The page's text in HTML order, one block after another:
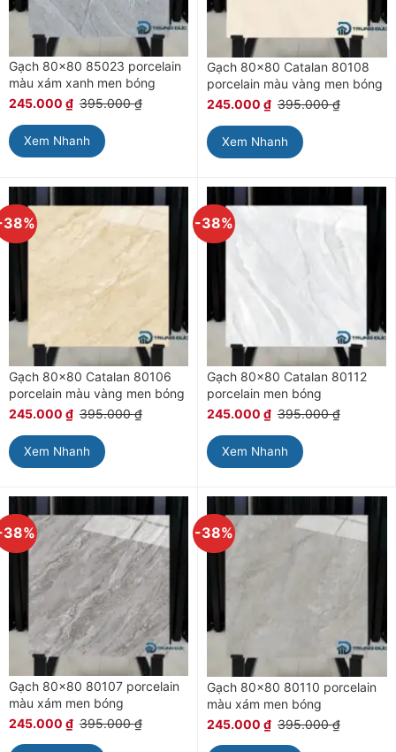
Gạch 80×80 85023 porcelain
màu xám xanh men bóng
245.000 ₫ 395.000₫
Xem Nhanh
Gạch 80×80 Catalan 80108
porcelain màu vàng men bóng
245.000 ₫ 395.000₫
Xem Nhanh
Gạch 80×80 Catalan 80106
porcelain màu vàng men bóng
245.000 ₫ 395.000₫
Xem Nhanh
-38%
Gạch 80×80 Catalan 80112
porcelain men bóng
245.000 ₫ 395.000₫
Xem Nhanh
Gạch 80×80 80107 porcelain
màu xám men bóng
245.000 ₫ 395.000₫
-38%
Gạch 80×80 80110 porcelain
màu xám men bóng
245.000 ₫ 395.000₫